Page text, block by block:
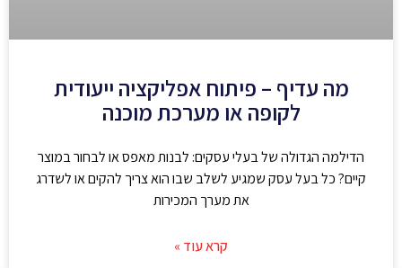
מה עדיף – פיתוח אפליקציה ייעודית
לקופה או מערכת מוכנה
הדילמה הגדולה של בעלי עסקים: לבנות מאפס או לבחור במוצר
קיים? כל בעל עסק שמגיע לשלב שבו הוא צריך להקים או לשדרג
את מערך המכירות
קרא עוד »